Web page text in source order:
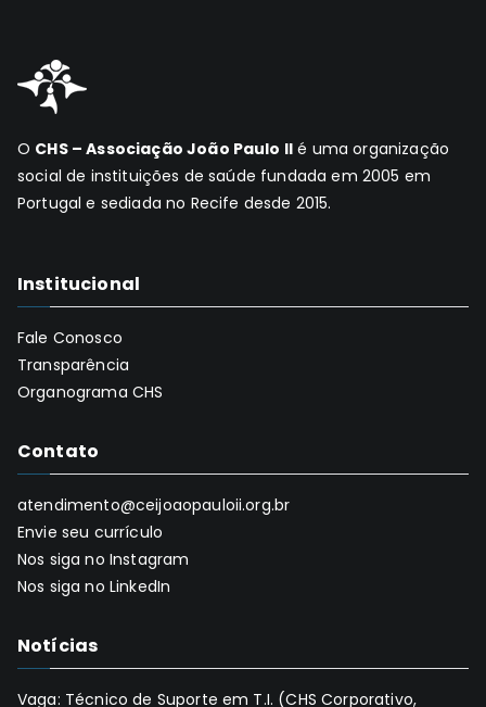
O CHS – Associação João Paulo II é uma organização
social de instituições de saúde fundada em 2005 em
Portugal e sediada no Recife desde 2015.
Institucional
Fale Conosco
Transparência
Organograma CHS
Contato
atendimento@ceijoaopauloii.org.br
Envie seu currículo
Nos siga no Instagram
Nos siga no LinkedIn
Notícias
Vaga: Técnico de Suporte em T.I. (CHS Corporativo,